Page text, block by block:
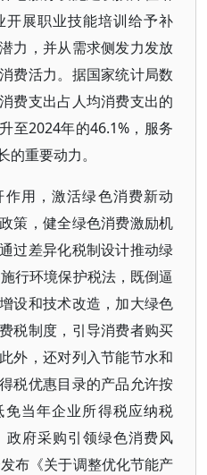
展职业技能培训给予补
力，并从需求侧发力发放
费活力。据国家统计局数
费支出占人均消费支出的
至2024年的46.1%，服务
重要动力。
用，激活绿色消费新动
策，健全绿色消费激励机
过差异化税制设计推动绿
行环境保护税法，既倒逼
设和技术改造，加大绿色
税制度，引导消费者购买
外，还对列入节能节水和
税优惠目录的产品允许按
当年企业所得税应纳税
府采购引领绿色消费风
布《关于调整优化节能产